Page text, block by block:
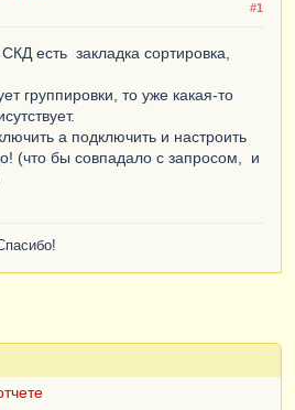
#1
СКД есть закладка сортировка,
группировки, то уже какая-то
а подключить и настроить
(что бы совпадало с запросом, и